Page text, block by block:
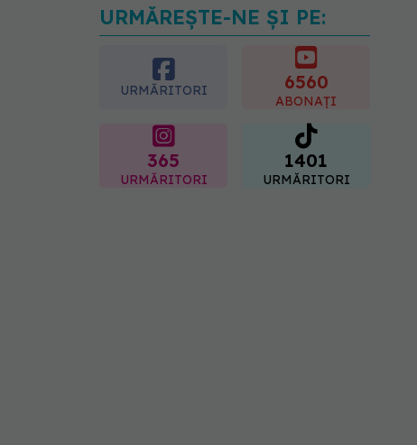
5 mituri despre
menstruație pe care să nu
08.08.2026, 13:00
URMĂREȘTE-NE ȘI PE:
URMĂRITORI 6560
ABONAȚI
365
URMĂRITORI
1401
URMĂRITORI